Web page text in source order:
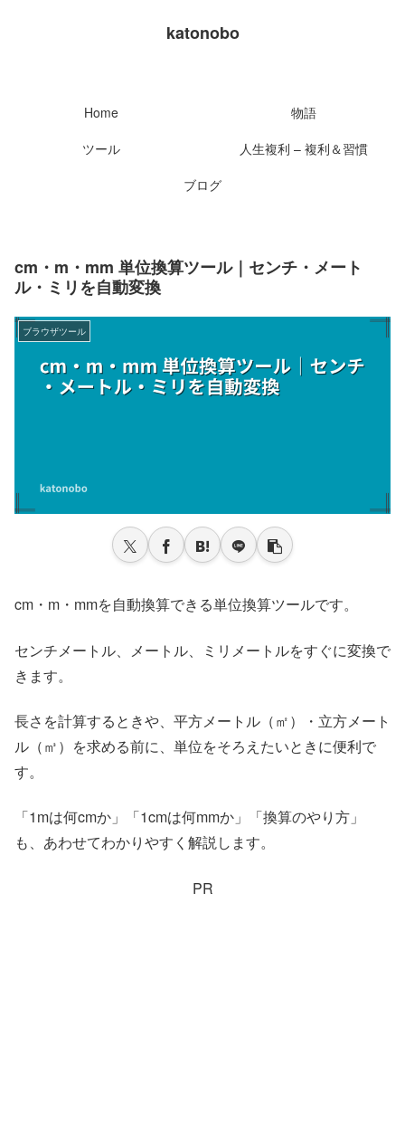
katonobo
Home
物語
ツール
人生複利 – 複利＆習慣
ブログ
cm・m・mm 単位換算ツール｜センチ・メート
ル・ミリを自動変換
ブラウザツール
cm・m・mmを自動換算できる単位換算ツールです。
センチメートル、メートル、ミリメートルをすぐに変換で
きます。
長さを計算するときや、平方メートル（㎡）・立方メート
ル（㎥）を求める前に、単位をそろえたいときに便利で
す。
「1mは何cmか」「1cmは何mmか」「換算のやり方」
も、あわせてわかりやすく解説します。
PR